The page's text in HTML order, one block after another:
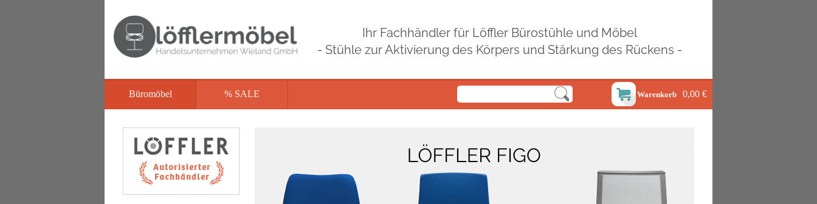
Ihr Fachhändler für Löffler Bürostühle und Möbel
- Stühle zur Aktivierung des Körpers und Stärkung des Rückens -
Büromöbel % SALE Warenkorb 0,00 €